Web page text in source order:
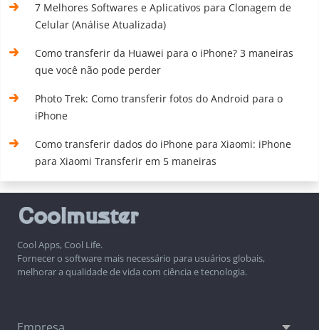
7 Melhores Softwares e Aplicativos para Clonagem de
Celular (Análise Atualizada)
Como transferir da Huawei para o iPhone? 3 maneiras
que você não pode perder
Photo Trek: Como transferir fotos do Android para o
iPhone
Como transferir dados do iPhone para Xiaomi: iPhone
para Xiaomi Transferir em 5 maneiras
Cool Apps, Cool Life.
Fornecer o software mais necessário para usuários globais,
melhorar a qualidade de vida com ciência e tecnologia.